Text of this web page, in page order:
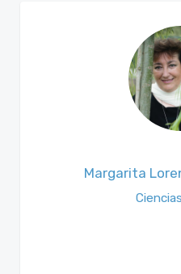
Margarita